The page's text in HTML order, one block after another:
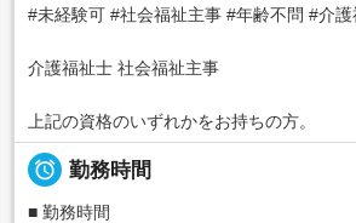
#未経験可 #社会福祉主事 #年齢不問 #介護
介護福祉士 社会福祉主事
上記の資格のいずれかをお持ちの方。
 勤務時間
■ 勤務時間